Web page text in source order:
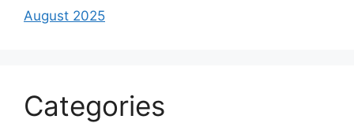
August 2025
Categories